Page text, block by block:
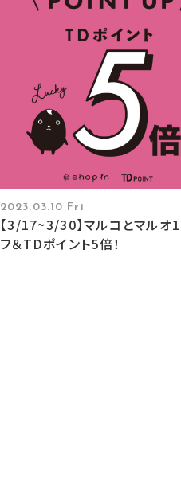
2023.03.10 Fri
【3/17~3/30】マルコとマルオ
フ＆TDポイント5倍！